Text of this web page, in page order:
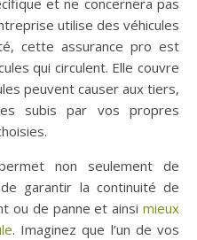
et ne concernera pas
utilise des véhicules
cette assurance pro est
qui circulent. Elle couvre
peuvent causer aux tiers,
subis par vos propres
non seulement de
garantir la continuité de
ou de panne et ainsi mieux
. Imaginez que l’un de vos